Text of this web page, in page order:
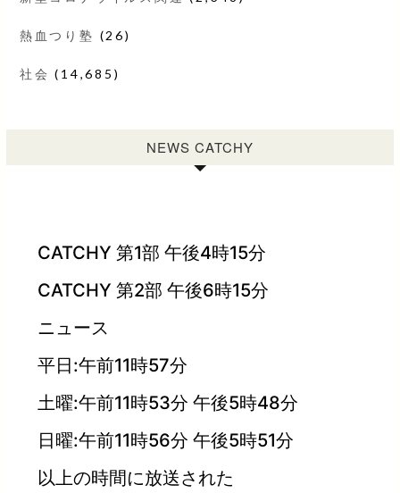
熱血つり塾 (26)
社会 (14,685)
NEWS CATCHY
CATCHY 第1部 午後4時15分
CATCHY 第2部 午後6時15分
ニュース
平日:午前11時57分
土曜:午前11時53分 午後5時48分
日曜:午前11時56分 午後5時51分
以上の時間に放送された